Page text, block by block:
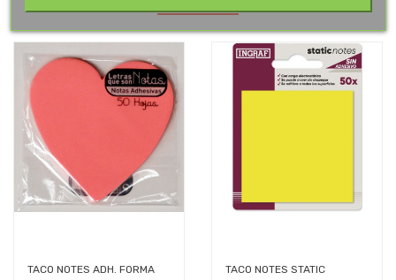
TACO NOTES ADH. FORMA
TACO NOTES STATIC